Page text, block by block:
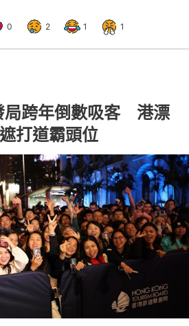
0 2 1 1
局跨年倒數吸客 港漂
打道霸頭位